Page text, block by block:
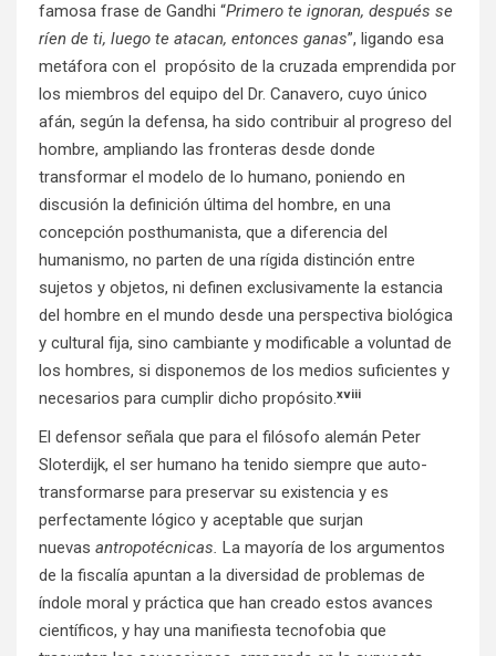
famosa frase de Gandhi “Primero te ignoran, después se
ríen de ti, luego te atacan, entonces ganas”, ligando esa
metáfora con el propósito de la cruzada emprendida por
los miembros del equipo del Dr. Canavero, cuyo único
afán, según la defensa, ha sido contribuir al progreso del
hombre, ampliando las fronteras desde donde
transformar el modelo de lo humano, poniendo en
discusión la definición última del hombre, en una
concepción posthumanista, que a diferencia del
humanismo, no parten de una rígida distinción entre
sujetos y objetos, ni definen exclusivamente la estancia
del hombre en el mundo desde una perspectiva biológica
y cultural fija, sino cambiante y modificable a voluntad de
los hombres, si disponemos de los medios suficientes y
necesarios para cumplir dicho propósito.xviii
El defensor señala que para el filósofo alemán Peter
Sloterdijk, el ser humano ha tenido siempre que auto-
transformarse para preservar su existencia y es
perfectamente lógico y aceptable que surjan
nuevas antropotécnicas. La mayoría de los argumentos
de la fiscalía apuntan a la diversidad de problemas de
índole moral y práctica que han creado estos avances
científicos, y hay una manifiesta tecnofobia que